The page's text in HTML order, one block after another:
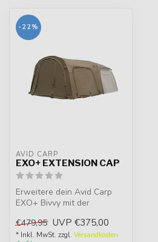
-22%
AVID CARP
EXO+ EXTENSION CAP
Erweitere dein Avid Carp
EXO+ Bivvy mit der
für Ausrüs...
€479,95 UVP €375,00
* Inkl. MwSt. zzgl. Versandkosten